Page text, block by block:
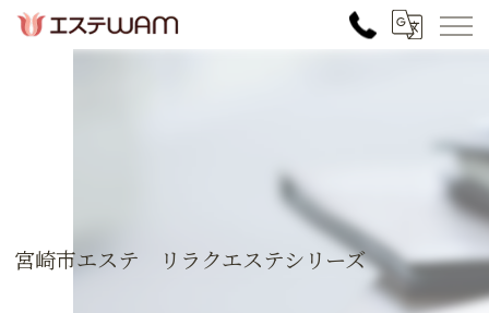
宮崎市エステ リラクエステシリーズ